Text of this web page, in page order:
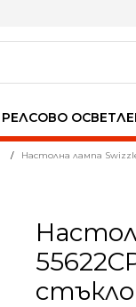
РЕЛСОВО
Настолна лампа
стъкло